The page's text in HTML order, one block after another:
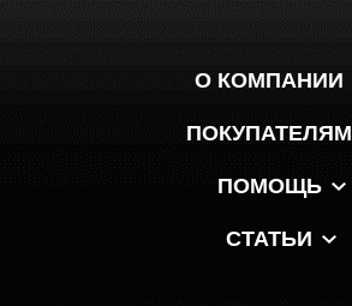
О КОМПАНИИ
ПОКУПАТЕЛЯМ
ПОМОЩЬ
СТАТЬИ